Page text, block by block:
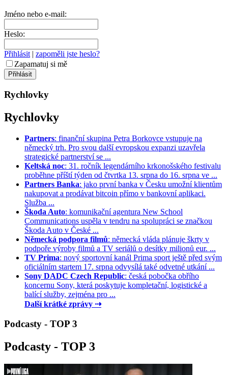
Jméno nebo e-mail:
Heslo:
Přihlásit | zapoměli jste heslo?
Zapamatuj si mě
Rychlovky
Rychlovky
Partners: finanční skupina Petra Borkovce vstupuje na
německý trh. Pro svou další evropskou expanzi uzavřela
strategické partnerství se ...
Keltská noc: 31. ročník legendárního krkonošského festivalu
proběhne příští týden od čtvrtka 13. srpna do 16. srpna ve ...
Partners Banka: jako první banka v Česku umožní klientům
nakupovat a prodávat bitcoin přímo v bankovní aplikaci.
Služba ...
Škoda Auto: komunikační agentura New School
Communications uspěla v tendru na spolupráci se značkou
Škoda Auto v České ...
Německá podpora filmů: německá vláda plánuje škrty v
podpoře výroby filmů a TV seriálů o desítky milionů eur. ...
TV Prima: nový sportovní kanál Prima sport ještě před svým
oficiálním startem 17. srpna odvysílá také odvetné utkání ...
Sony DADC Czech Republic: česká pobočka obřího
koncernu Sony, která poskytuje kompletační, logistické a
balící služby, zejména pro ...
Další krátké zprávy ⇢
Podcasty - TOP 3
Podcasty - TOP 3